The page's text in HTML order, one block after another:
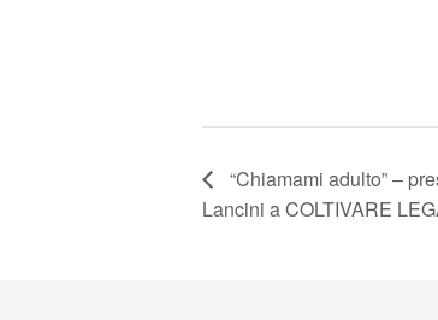
“Chiamami adulto” –
Lancini a COLTIVARE